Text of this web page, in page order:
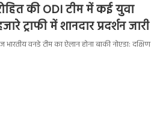
की ODI टीम में कई युवा
ट्राफी में शानदार प्रदर्शन जारी
वनडे टीम का ऐलान होना बाकी नोएडा: दक्षिण